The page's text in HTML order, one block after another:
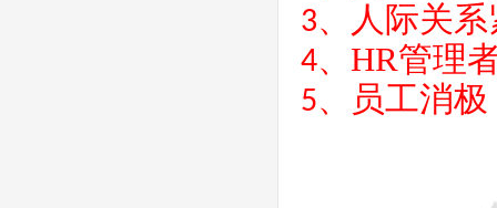
3、 人际关
4、 HR管理
5、 员工消